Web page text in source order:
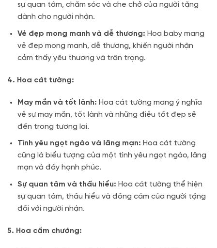
sự quan tâm, chăm sóc và che chở của người tặng
dành cho người nhận.
Vẻ đẹp mong manh và dễ thương: Hoa baby mang
vẻ đẹp mong manh, dễ thương, khiến người nhận
cảm thấy yêu thương và trân trọng.
4. Hoa cát tường:
May mắn và tốt lành: Hoa cát tường mang ý nghĩa
về sự may mắn, tốt lành và những điều tốt đẹp sẽ
đến trong tương lai.
Tình yêu ngọt ngào và lãng mạn: Hoa cát tường
cũng là biểu tượng của một tình yêu ngọt ngào, lãng
mạn và đầy hạnh phúc.
Sự quan tâm và thấu hiểu: Hoa cát tường thể hiện
sự quan tâm, thấu hiểu và đồng cảm của người tặng
đối với người nhận.
5. Hoa cẩm chướng: